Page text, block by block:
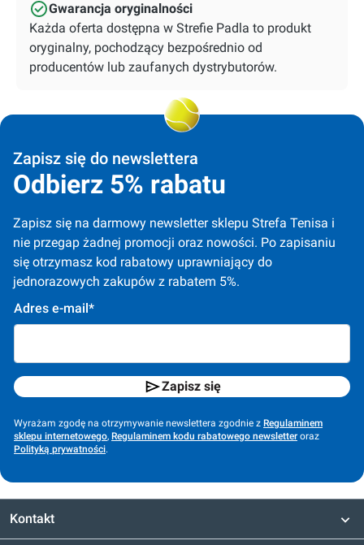
Gwarancja oryginalności
Każda oferta dostępna w Strefie Padla to produkt
oryginalny, pochodzący bezpośrednio od
producentów lub zaufanych dystrybutorów.
Zapisz się do newslettera
Odbierz 5% rabatu
Zapisz się na darmowy newsletter sklepu Strefa Tenisa i
nie przegap żadnej promocji oraz nowości. Po zapisaniu
się otrzymasz kod rabatowy uprawniający do
jednorazowych zakupów z rabatem 5%.
Adres e-mail*
Zapisz się
Wyrażam zgodę na otrzymywanie newslettera zgodnie z Regulaminem
sklepu internetowego, Regulaminem kodu rabatowego newsletter oraz
Polityką prywatności.
Kontakt